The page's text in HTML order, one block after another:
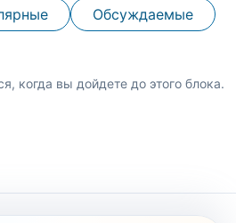
Обсуждаемые
когда вы дойдете до этого блока.